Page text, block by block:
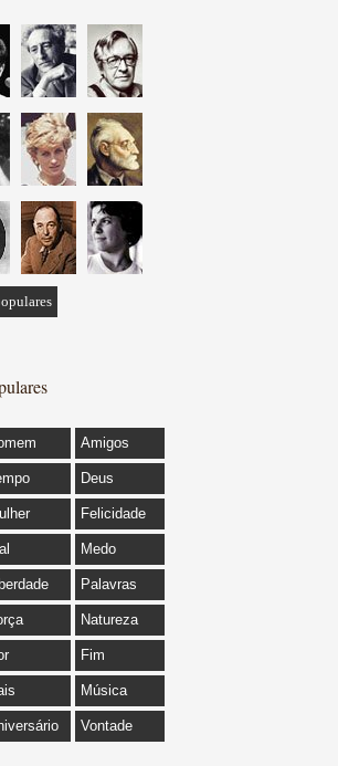
Amigos
Deus
Felicidade
Medo
Palavras
Natureza
Fim
Música
Vontade